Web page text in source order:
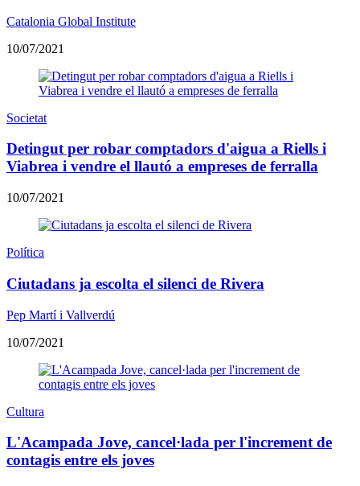
Catalonia Global Institute
10/07/2021
Societat
​Detingut per robar comptadors d'aigua a Riells i
Viabrea i vendre el llautó a empreses de ferralla
10/07/2021
Política
Ciutadans ja escolta el silenci de Rivera
Pep Martí i Vallverdú
10/07/2021
Cultura
L'Acampada Jove, cancel·lada per l'increment de
contagis entre els joves